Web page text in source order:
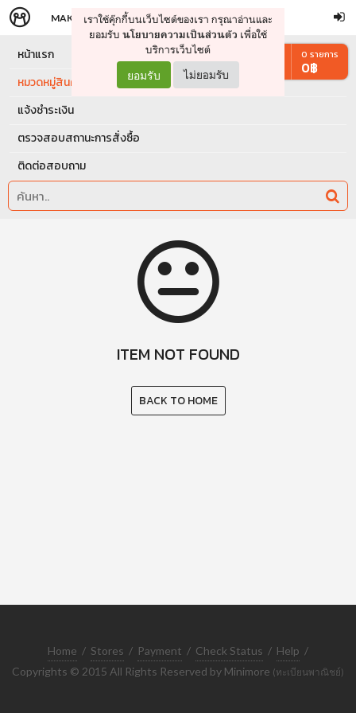
จัดการรถเข็น ดำเนินการต่อ
MAKERS STORE
เราใช้คุ๊กกี้บนเว็บไซต์ของเรา กรุณาอ่านและ
ยอมรับ นโยบายความเป็นส่วนตัว เพื่อใช้
บริการเว็บไซต์
ยอมรับ ไม่ยอมรับ
หน้าแรก
หมวดหมู่สินค้า
แจ้งชำระเงิน
ตรวจสอบสถานะการสั่งซื้อ
ติดต่อสอบถาม
0 รายการ
0฿
ITEM NOT FOUND
BACK TO HOME
Home / Stores / Payment / Check Status / Help /
Copyrights © 2015 All Rights Reserved by Minimore (ทะเบียนพาณิชย์)